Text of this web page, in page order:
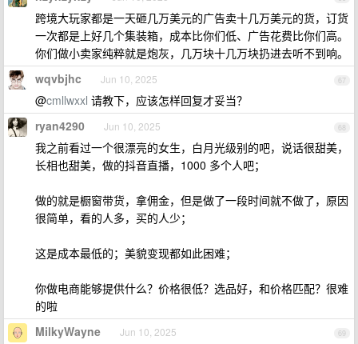
跨境大玩家都是一天砸几万美元的广告卖十几万美元的货，订货
一次都是上好几个集装箱，成本比你们低、广告花费比你们高。
你们做小卖家纯粹就是炮灰，几万块十几万块扔进去听不到响。
67
wqvbjhc Jun 10, 2025
@cmllwxxl 请教下，应该怎样回复才妥当？
68
ryan4290 Jun 10, 2025
我之前看过一个很漂亮的女生，白月光级别的吧，说话很甜美，
长相也甜美，做的抖音直播，1000 多个人吧；
做的就是橱窗带货，拿佣金，但是做了一段时间就不做了，原因
很简单，看的人多，买的人少；
这是成本最低的；美貌变现都如此困难；
你做电商能够提供什么？价格很低？选品好，和价格匹配？很难
的啦
69
MilkyWayne Jun 10, 2025